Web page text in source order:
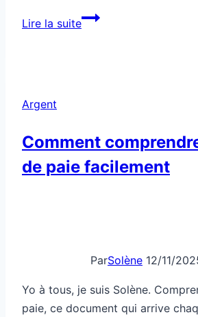
Lire la suiteArgent
venir
Argent
Comment
de paie facilement
ParSolène 12/11/
Yo à tous, je suis Solène.
paie, ce document qui arrive